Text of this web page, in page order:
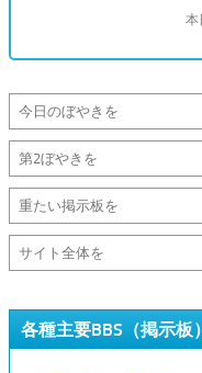
各種主要BBS（掲示板）